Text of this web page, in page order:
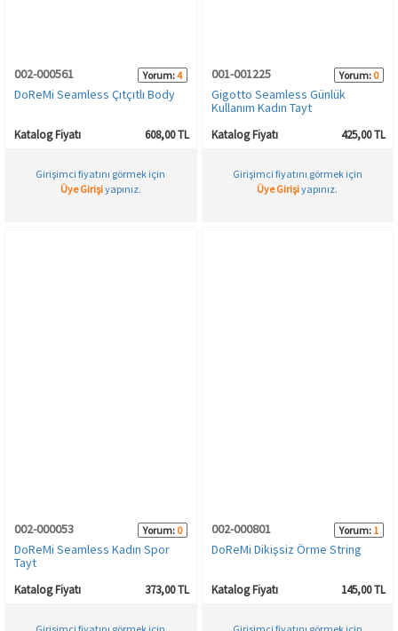
002-000561 Yorum:4
DoReMi Seamless Çıtçıtlı Body
Katalog Fiyatı 608,00 TL
Girişimci fiyatını görmek için
Üye Girişiyapınız.
001-001225 Yorum: 0
Gigotto Seamless Günlük
Kullanım Kadın Tayt
Katalog Fiyatı 425,00 TL
Girişimci fiyatını görmek için
Üye Girişiyapınız.
002-000053 Yorum: 0
DoReMi Seamless Kadın Spor
Tayt
Katalog Fiyatı 373,00 TL
002-000801 Yorum: 1
DoReMi Dikişsiz Örme String
Katalog Fiyatı 145,00 TL